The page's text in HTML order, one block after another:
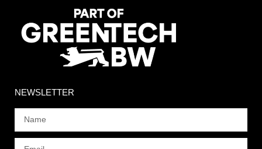
NEWSLETTER